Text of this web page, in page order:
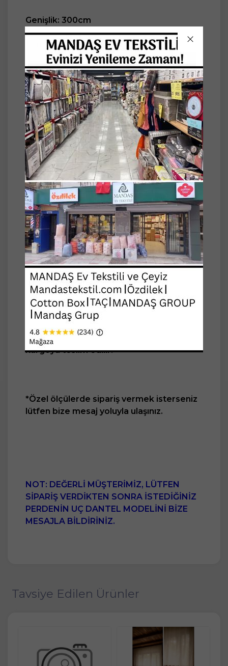
Genişlik: 300cm
Uç Dantel Desenleri: Çilekli ve Baklavalı
Görseldeki perdeler örnektir. Size sipariş
verdiğiniz ölçüdeki perde gönderilecektir.
Perdelerimiz kullanıldığı yerde kendinden
dalgalı bir büzgü ile %15-20 arasında
toplama yaparak ideal kullanım ve
görünüm halini alır. Bu yüzden
kapatacağınız alandan yaklaşık %25 daha
geniş bir ölçüde alım yapmanız
gerekmektedir.
Sipariş vereceğiniz model elimizde
mevcut ise siparişiniz 1-2 iş günü içerisinde
stoklarımızda yoksa 7 iş günü içerisinde
kargoya teslim edilir.
*Özel ölçülerde sipariş vermek isterseniz
lütfen bize mesaj yoluyla ulaşınız.
NOT: DEĞERLİ MÜŞTERİMİZ, LÜTFEN
SİPARİŞ VERDİKTEN SONRA İSTEDİĞİNİZ
PERDENİN UÇ DANTEL MODELİNİ BİZE
MESAJLA BİLDİRİNİZ.
Tavsiye Edilen Ürünler